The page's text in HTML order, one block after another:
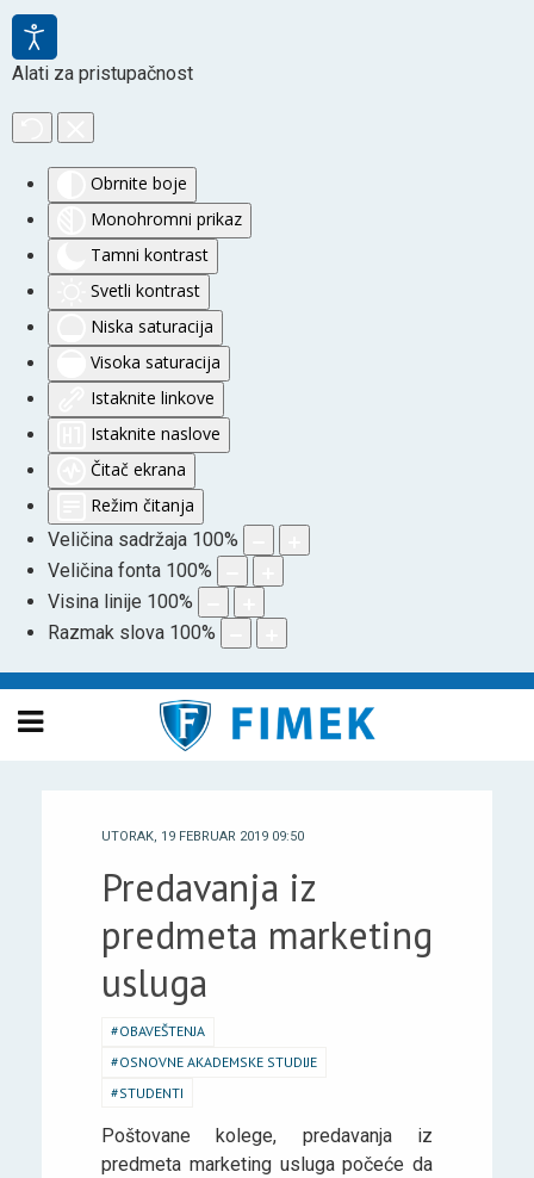
Alati za pristupačnost
Obrnite boje
Monohromni prikaz
Tamni kontrast
Svetli kontrast
Niska saturacija
Visoka saturacija
Istaknite linkove
Istaknite naslove
Čitač ekrana
Režim čitanja
Veličina sadržaja 100%
Veličina fonta 100%
Visina linije 100%
Razmak slova 100%
UTORAK, 19 FEBRUAR 2019 09:50
Predavanja iz
predmeta marketing
usluga
OBAVEŠTENJA
OSNOVNE AKADEMSKE STUDIJE
STUDENTI
Poštovane kolege, predavanja iz
predmeta marketing usluga počeće da